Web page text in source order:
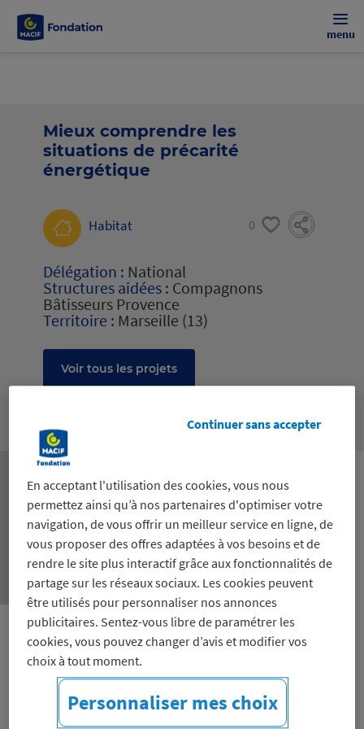
menu
Mieux comprendre les
situations de précarité
énergétique
0
Habitat
Délégation : National
Structures aidées : Compagnons
Bâtisseurs Provence
Territoire : Marseille (13)
Voir tous les projets
Promouvoir des pratiques économes et
responsables dans le logement, favoriser
l'amélioration du confort et l'efficacité
En acceptant l'utilisation des cookies, vous nous
permettez ainsi qu’à nos partenaires d'optimiser votre
navigation, de vous offrir un meilleur service en ligne, de
vous proposer des offres adaptées à vos besoins et de
rendre le site plus interactif grâce aux fonctionnalités de
partage sur les réseaux sociaux. Les cookies peuvent
être utilisés pour personnaliser nos annonces
publicitaires. Sentez-vous libre de paramétrer les
cookies, vous pouvez changer d’avis et modifier vos
choix à tout moment.
Personnaliser mes choix
Continuer sans accepter